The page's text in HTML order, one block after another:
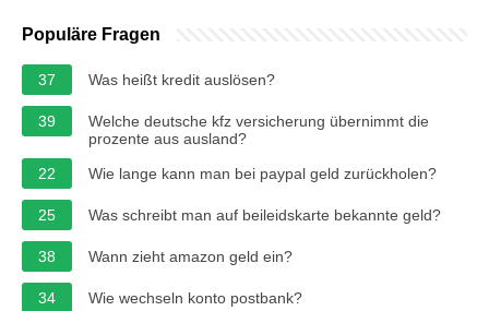
Populäre Fragen
37 Was heißt kredit auslösen?
39
Welche deutsche kfz versicherung übernimmt die
prozente aus ausland?
22
Wie lange kann man bei paypal geld zurückholen?
25 Was schreibt man auf beileidskarte bekannte geld?
38 Wann zieht amazon geld ein?
34 Wie wechseln konto postbank?